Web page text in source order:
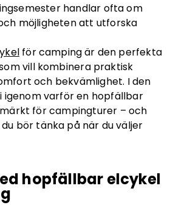
handlar ofta om
möjligheten att utforska
för camping är den perfekta
vill kombinera praktisk
och bekvämlighet. I den
igenom varför en hopfällbar
för campingturer – och
bör tänka på när du väljer
hopfällbar elcykel